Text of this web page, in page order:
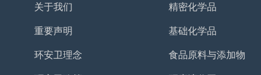
关于我们
重要声明
环安卫理念
精密化学品
基础化学品
食品原料与添加物